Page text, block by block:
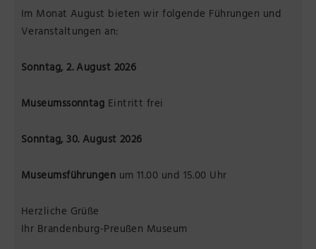
Im Monat August bieten wir folgende Führungen und
Veranstaltungen an:
Sonntag, 2. August 2026
Museumssonntag Eintritt frei
Sonntag, 30. August 2026
Museumsführungen um 11.00 und 15.00 Uhr
Herzliche Grüße
Ihr Brandenburg-Preußen Museum